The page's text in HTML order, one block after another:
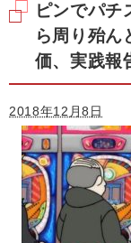
ピンでパチ
ら周り殆ん
価、実践報
2018年12月8日